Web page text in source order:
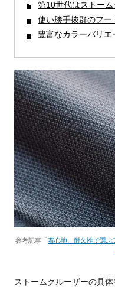
第10世代はストー
使い勝手抜群のフー
豊富なカラーバリエ
参考記事「着心地、耐久性で選ぶ
ストームクルーザーの具